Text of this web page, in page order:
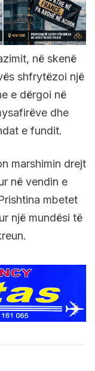
në skenë
shfrytëzoi një
e dërgoi në
dhe
e fundit.
marshimin drejt
në vendin e
mbetet
një mundësi të